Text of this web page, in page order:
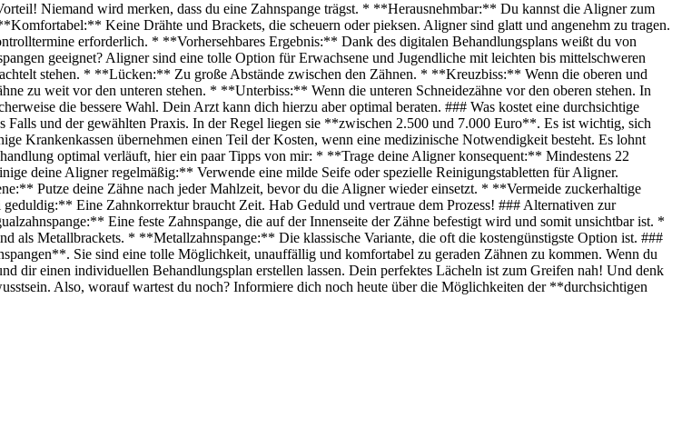
Niemand wird merken, dass du eine Zahnspange trägst. * **Herausnehmbar:** Du kannst die Aligner zum
Keine Drähte und Brackets, die scheuern oder pieksen. Aligner sind glatt und angenehm zu tragen.
erforderlich. * **Vorhersehbares Ergebnis:** Dank des digitalen Behandlungsplans weißt du von
geeignet? Aligner sind eine tolle Option für Erwachsene und Jugendliche mit leichten bis mittelschweren
stehen. * **Lücken:** Zu große Abstände zwischen den Zähnen. * **Kreuzbiss:** Wenn die oberen und
zu weit vor den unteren stehen. * **Unterbiss:** Wenn die unteren Schneidezähne vor den oberen stehen. In
die bessere Wahl. Dein Arzt kann dich hierzu aber optimal beraten. ### Was kostet eine durchsichtige
und der gewählten Praxis. In der Regel liegen sie **zwischen 2.500 und 7.000 Euro**. Es ist wichtig, sich
Krankenkassen übernehmen einen Teil der Kosten, wenn eine medizinische Notwendigkeit besteht. Es lohnt
optimal verläuft, hier ein paar Tipps von mir: * **Trage deine Aligner konsequent:** Mindestens 22
deine Aligner regelmäßig:** Verwende eine milde Seife oder spezielle Reinigungstabletten für Aligner.
Putze deine Zähne nach jeder Mahlzeit, bevor du die Aligner wieder einsetzt. * **Vermeide zuckerhaltige
Eine Zahnkorrektur braucht Zeit. Hab Geduld und vertraue dem Prozess! ### Alternativen zur
Eine feste Zahnspange, die auf der Innenseite der Zähne befestigt wird und somit unsichtbar ist. *
als Metallbrackets. * **Metallzahnspange:** Die klassische Variante, die oft die kostengünstigste Option ist. ###
Sie sind eine tolle Möglichkeit, unauffällig und komfortabel zu geraden Zähnen zu kommen. Wenn du
dir einen individuellen Behandlungsplan erstellen lassen. Dein perfektes Lächeln ist zum Greifen nah! Und denk
Also, worauf wartest du noch? Informiere dich noch heute über die Möglichkeiten der **durchsichtigen